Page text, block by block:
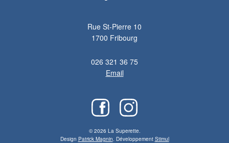
Rue St-Pierre 10
1700 Fribourg
026 321 36 75
Email
© 2026 La Superette.
Design Patrick Magnin . Développement Stimul